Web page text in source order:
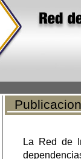
La Red de